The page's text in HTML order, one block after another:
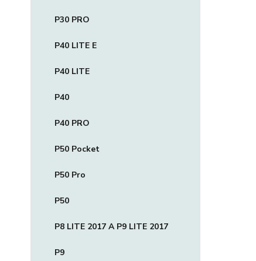
P30 PRO
P40 LITE E
P40 LITE
P40
P40 PRO
P50 Pocket
P50 Pro
P50
P8 LITE 2017 A P9 LITE 2017
P9